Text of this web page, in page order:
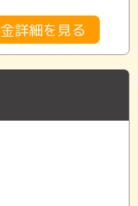
詳細を見る